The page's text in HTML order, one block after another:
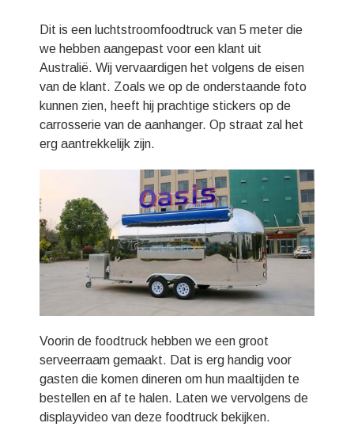
Dit is een luchtstroomfoodtruck van 5 meter die
we hebben aangepast voor een klant uit
Australië. Wij vervaardigen het volgens de eisen
van de klant. Zoals we op de onderstaande foto
kunnen zien, heeft hij prachtige stickers op de
carrosserie van de aanhanger. Op straat zal het
erg aantrekkelijk zijn.
Voorin de foodtruck hebben we een groot
serveerraam gemaakt. Dat is erg handig voor
gasten die komen dineren om hun maaltijden te
bestellen en af ​​te halen. Laten we vervolgens de
displayvideo van deze foodtruck bekijken.